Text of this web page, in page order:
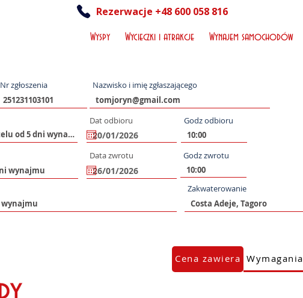
Rezerwacje +48 600 058 816
Wyspy Wycieczki i atrakcje Wynajem samochodów
Nr zgłoszenia Nazwisko i imię zgłaszającego
Dat odbioru Godz odbioru
Data zwrotu Godz zwrotu
Zakwaterowanie
Cena zawiera Wymagania